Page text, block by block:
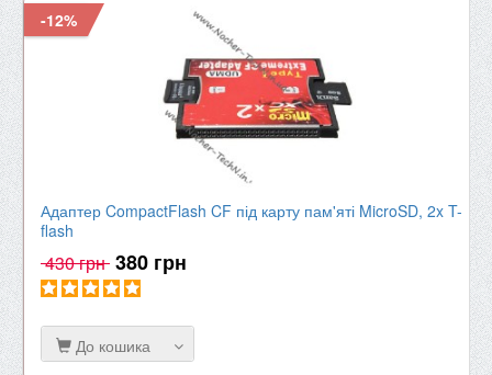
-12%
Адаптер CompactFlash CF під карту пам'яті MicroSD, 2x T-
flash
430 грн 380 грн
До кошика